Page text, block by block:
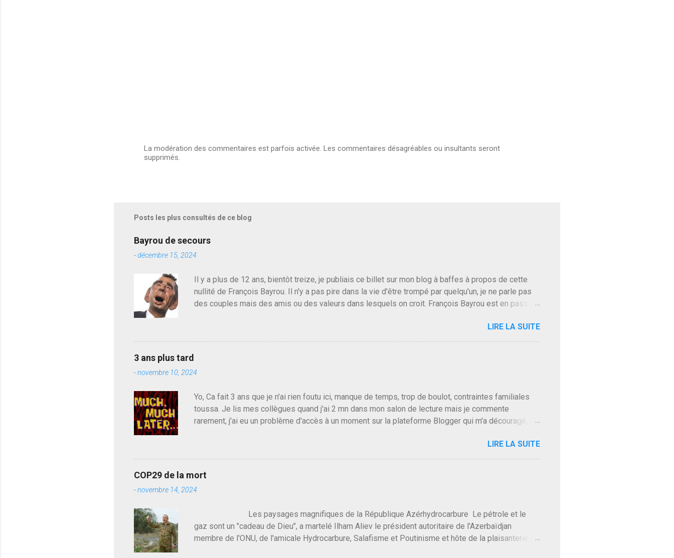
E
t
e
r
u
m
m
e
n
r
La modération des commentaires est parfois activée. Les commentaires désagréables ou insultants seront
supprimés.
Posts les plus consultés de ce blog
Bayrou de secours
-décembre 15, 2024
Il y a plus de 12 ans, bientôt treize, je publiais ce billet sur mon blog à baffes à propos de cette
nullité de François Bayrou. Il n'y a pas pire dans la vie d'être trompé par quelqu'un, je ne parle pas
des couples mais des amis ou des valeurs dans lesquels on croit. François Bayrou est en passe
déjà le candidat de la droite molle plus proche de Sarkozy que de Hollande, sinon il serait candidat
du centre de la gauche molle mais quand on écoutait ses discours critiques presque sincères
de l'Assemblée ou du Sénat. Ou assister au débarquement des américains en Normandie. Bayrou
LIRE LA SUITE
3 ans plus tard
-novembre 10, 2024
Yo, Ca fait 3 ans que je n'ai rien foutu ici, manque de temps, trop de boulot, contraintes familiales
toussa. Je lis mes collègues quand j'ai 2 mn dans mon salon de lecture mais je commente
rarement, j'ai eu un problème d'accès à un moment sur la plateforme Blogger qui m'a découragé,
pouvoir, Vlad Poutine qui a déclaré la guerre à l'Europe via l'Ukraine reçoit des troupes de Kim Mes
Couilles Un, Les islamistes de la religion de paix et d'amour déclenchent l'intifada mondiale après
demandait pas plus sont un tantinet excessif . Quelque part je ne peux pas franchement lui en
vouloir, quand un attentat touche ton pays avec 1700 morts, tu as envie d'exploser la gueule de
LIRE LA SUITE
COP29 de la mort
-novembre 14, 2024
Les paysages magnifiques de la République Azérhydrocarbure Le pétrole et le
gaz sont un "cadeau de Dieu", a martelé Ilham Aliev le président autoritaire de l'Azerbaïdjan
membre de l'ONU, de l'amicale Hydrocarbure, Salafisme et Poutinisme et hôte de la plaisanterie